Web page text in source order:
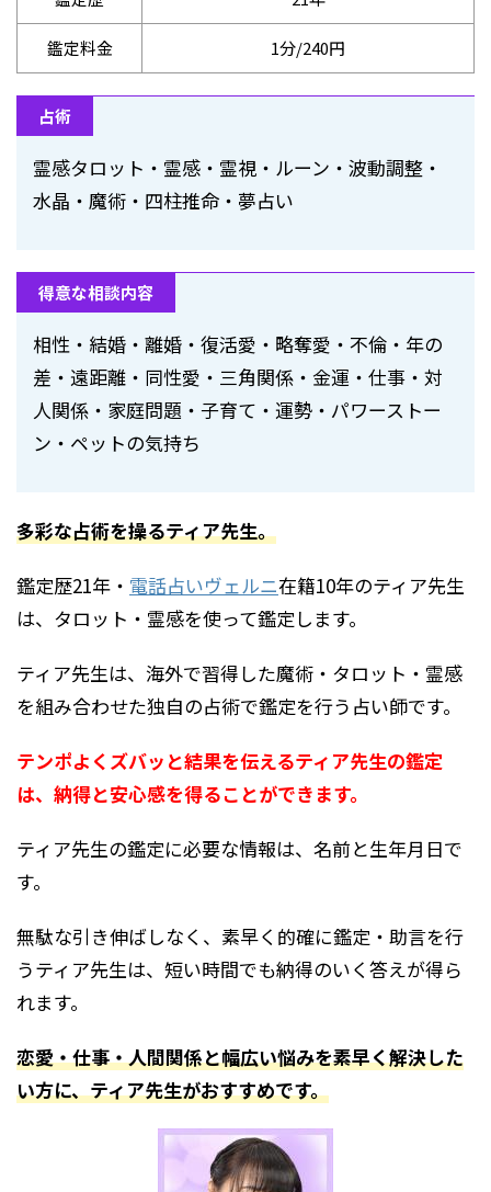
鑑定料金 1分/240円
占術
霊感タロット・霊感・霊視・ルーン・波動調整・
水晶・魔術・四柱推命・夢占い
得意な相談内容
相性・結婚・離婚・復活愛・略奪愛・不倫・年の
差・遠距離・同性愛・三角関係・金運・仕事・対
人関係・家庭問題・子育て・運勢・パワーストー
ン・ペットの気持ち
多彩な占術を操るティア先生。
鑑定歴21年・ 電話占いヴェルニ在籍10年のティア先生
は、タロット・霊感を使って鑑定します。
ティア先生は、海外で習得した魔術・タロット・霊感
を組み合わせた独自の占術で鑑定を行う占い師です。
テンポよくズバッと結果を伝えるティア先生の鑑定
は、納得と安心感を得ることができます。
ティア先生の鑑定に必要な情報は、名前と生年月日で
す。
無駄な引き伸ばしなく、素早く的確に鑑定・助言を行
うティア先生は、短い時間でも納得のいく答えが得ら
れます。
恋愛・仕事・人間関係と幅広い悩みを素早く解決した
い方に、ティア先生がおすすめです。